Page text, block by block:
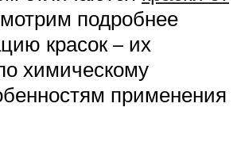
подробнее
красок – их
химическому
применения